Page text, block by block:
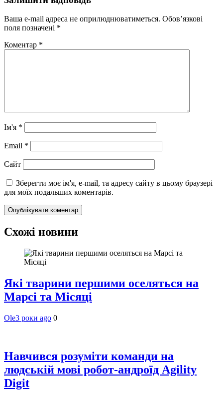
Ваша e-mail адреса не оприлюднюватиметься. Обов’язкові
поля позначені *
Коментар *
Ім'я *
Email *
Сайт
Зберегти моє ім'я, e-mail, та адресу сайту в цьому браузері
для моїх подальших коментарів.
Схожі новини
Які тварини першими оселяться на
Марсі та Місяці
Ole3 роки ago 0
Навчився розуміти команди на
людській мові робот-андроїд Agility
Digit